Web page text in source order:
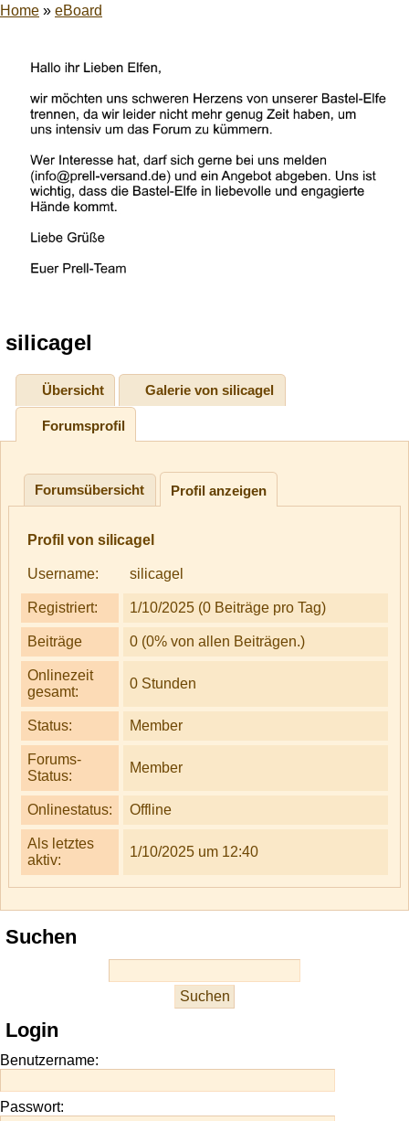
Home » eBoard
silicagel
Übersicht Galerie von silicagel
Forumsprofil
Forumsübersicht Profil anzeigen
Profil von silicagel
Username: silicagel
Registriert: 1/10/2025 (0 Beiträge pro Tag)
Beiträge 0 (0% von allen Beiträgen.)
Onlinezeit
gesamt:
0 Stunden
Status: Member
Forums-
Status:
Member
Onlinestatus: Offline
Als letztes
aktiv:
1/10/2025 um 12:40
Suchen
Login
Benutzername:
Passwort: